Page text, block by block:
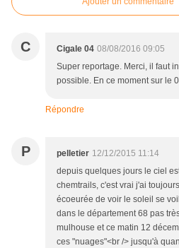
C Cigale 04 08/08/2016 09:05
Super reportage. Merci, il faut
possible. En ce moment sur le
Répondre
P pelletier 12/12/2015 11:14
depuis quelques jours le ciel
chemtrails, c'est vrai j'ai
écoeurée de voir le soleil se
dans le département 68 pas
mulhouse et ce matin 12
ces "nuages"<br /> jusqu'à